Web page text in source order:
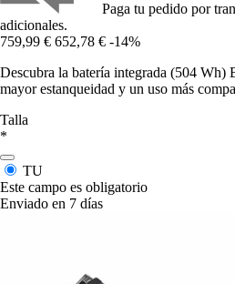
Paga tu pedido por
adicionales.
759,99 € 652,78 € -14%
Descubra la batería integrada (504 Wh)
mayor estanqueidad y un uso más
Talla
*
TU
Este campo es obligatorio
Enviado en 7 días